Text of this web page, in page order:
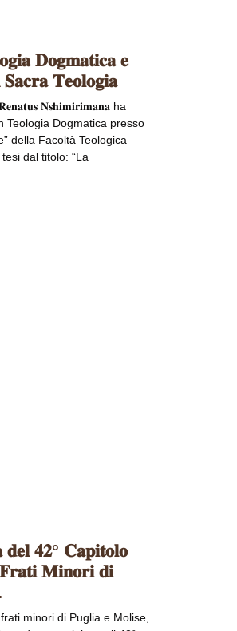
𝐃𝐨𝐠𝐦𝐚𝐭𝐢𝐜𝐚 𝐞
𝐒𝐚𝐜𝐫𝐚 𝐓𝐞𝐨𝐥𝐨𝐠𝐢𝐚
𝐍𝐬𝐡𝐢𝐦𝐢𝐫𝐢𝐦𝐚𝐧𝐚 ha
Teologia Dogmatica presso
della Facoltà Teologica
dal titolo: “La
𝟒𝟐° 𝐂𝐚𝐩𝐢𝐭𝐨𝐥𝐨
𝐌𝐢𝐧𝐨𝐫𝐢 𝐝𝐢
minori di Puglia e Molise,